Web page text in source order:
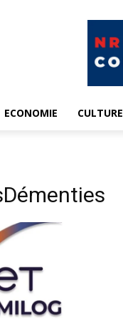
ECONOMIE CULTURE